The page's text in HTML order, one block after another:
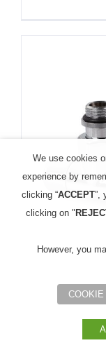
We use cookies
experience by
clicking “ACCEPT”,
clicking on "
However, you